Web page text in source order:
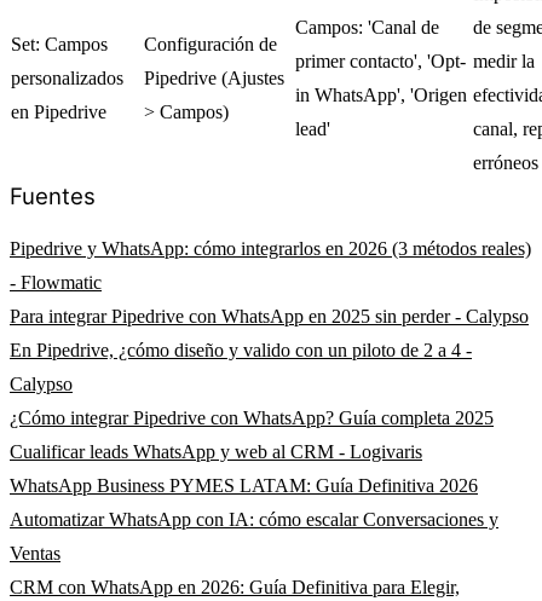
Set: Campos
personalizados
en Pipedrive
Configuración de
Pipedrive (Ajustes
> Campos)
Campos: 'Canal de
primer contacto', 'Opt-
in WhatsApp', 'Origen
lead'
de
medir la
canal,
erróneos
Fuentes
Pipedrive y WhatsApp: cómo integrarlos en 2026 (3 métodos reales)
- Flowmatic
Para integrar Pipedrive con WhatsApp en 2025 sin perder - Calypso
En Pipedrive, ¿cómo diseño y valido con un piloto de 2 a 4 -
Calypso
¿Cómo integrar Pipedrive con WhatsApp? Guía completa 2025
Cualificar leads WhatsApp y web al CRM - Logivaris
WhatsApp Business PYMES LATAM: Guía Definitiva 2026
Automatizar WhatsApp con IA: cómo escalar Conversaciones y
Ventas
CRM con WhatsApp en 2026: Guía Definitiva para Elegir,